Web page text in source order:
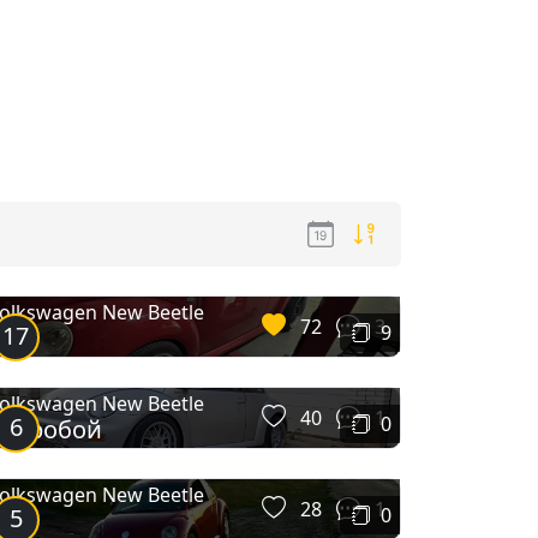
17 9
New Beetle
72 3
6 0
New Beetle
40 1
5 0
New Beetle
28 1